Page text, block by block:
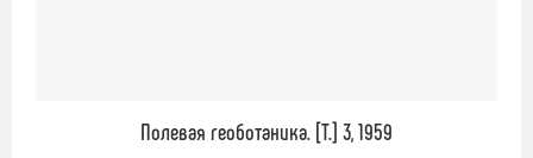
Полевая геоботаника. [Т.] 3, 1959